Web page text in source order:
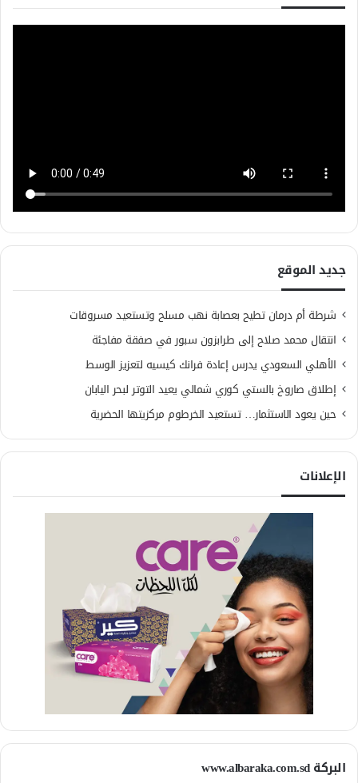
جديد الموقع
شرطة أم درمان تطيح بعصابة نهب مسلح وتستعيد مسروقات
انتقال محمد صلاح إلى طرابزون سبور في صفقة مفاجئة
الأهلي السعودي يدرس إعادة فرانك كيسيه لتعزيز الوسط
إطلاق صاروخ بالستي كوري شمالي يعيد التوتر لبحر اليابان
حين يعود الاستثمار… تستعيد الخرطوم مركزيتها الحضرية
الإعلانات
البركة www.albaraka.com.sd